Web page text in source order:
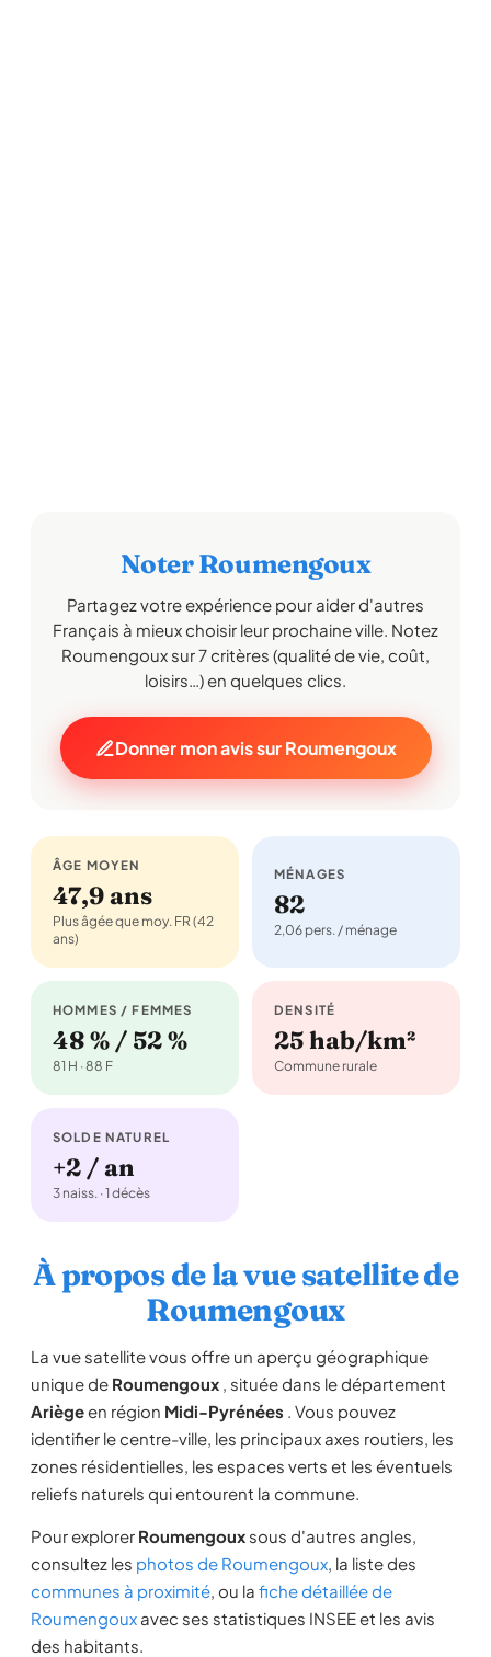
Noter Roumengoux
Partagez votre expérience pour aider d'autres
Français à mieux choisir leur prochaine ville. Notez
Roumengoux sur 7 critères (qualité de vie, coût,
loisirs…) en quelques clics.
Donner mon avis sur Roumengoux
ÂGE MOYEN
47,9 ans
Plus âgée que moy. FR (42
ans)
MÉNAGES
82
2,06 pers. / ménage
HOMMES / FEMMES
48 % / 52 %
81 H · 88 F
DENSITÉ
25 hab/km²
Commune rurale
SOLDE NATUREL
+2 / an
3 naiss. · 1 décès
À propos de la vue satellite de
Roumengoux
La vue satellite vous offre un aperçu géographique
unique de Roumengoux , située dans le département
Ariègeen région Midi-Pyrénées . Vous pouvez
identifier le centre-ville, les principaux axes routiers, les
zones résidentielles, les espaces verts et les éventuels
reliefs naturels qui entourent la commune.
Pour explorer Roumengoux sous d'autres angles,
consultez les photos de Roumengoux, la liste des
communes à proximité, ou la fiche détaillée de
Roumengoux avec ses statistiques INSEE et les avis
des habitants.